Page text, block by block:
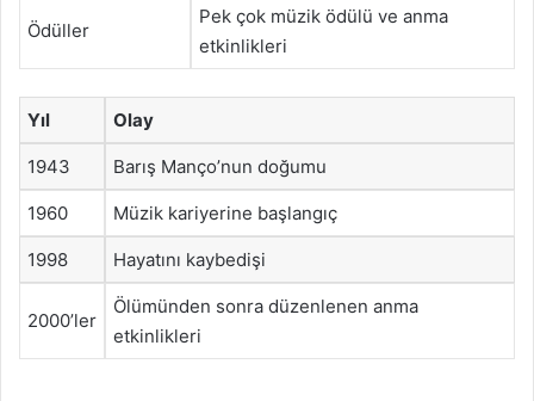
Ödüller
Pek çok müzik ödülü ve anma
etkinlikleri
Yıl Olay
1943 Barış Manço’nun doğumu
1960 Müzik kariyerine başlangıç
1998 Hayatını kaybedişi
2000’ler
Ölümünden sonra düzenlenen anma
etkinlikleri